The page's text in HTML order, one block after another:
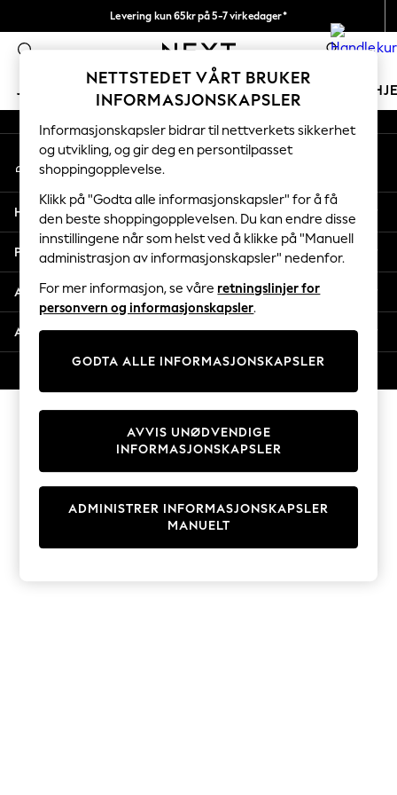
Levering kun 65kr på 5-7 virkedager*
Vi betaler alle tollavgifter 0
JENTER GUTTER BABY KVINNER
GIRLS
New In
50 - 92cm
98 - 110cm
116 - 134cm
140 - 174cm
Trending: Top & Short Sets
Trending: Clogs
Toy Story
THE SET
Coats & Jackets
Sweatshirts & Hoodies
Knitwear
Cardigans
Dresses
Sets & Outfits
T-Shirts
An error occurred on client
Våre sosiale nettverk
Min konto
Logg inn på kontoen din
Hjelp
Personvern & Juridisk
Avdelinger
Andre tjenester
NETTSTEDET VÅRT BRUKER
INFORMASJONSKAPSLER
Informasjonskapsler bidrar til nettverkets sikkerhet
og utvikling, og gir deg en persontilpasset
shoppingopplevelse.
Klikk på "Godta alle informasjonskapsler" for å få
den beste shoppingopplevelsen. Du kan endre disse
innstillingene når som helst ved å klikke på "Manuell
administrasjon av informasjonskapsler" nedenfor.
For mer informasjon, se våre retningslinjer for
personvern og informasjonskapsler.
GODTA ALLE INFORMASJONSKAPSLER
ADMINISTRER INFORMASJONSKAPSLER
MANUELT
AVVIS UNØDVENDIGE
INFORMASJONSKAPSLER